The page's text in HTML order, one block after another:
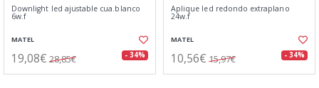
Downlight led ajustable cua.blanco
6w.f
MATEL
19,08€ 28,85€ - 34%
Aplique led redondo extraplano
24w.f
MATEL
10,56€ 15,97€ - 34%